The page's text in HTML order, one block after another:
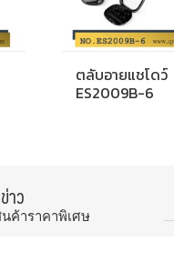
ตลับอายแชโดว์
ES2009B-6
าว
ค้าราคาพิเศษ